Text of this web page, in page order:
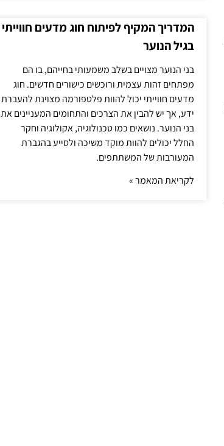
המדריך המקיף לפיתוח חוג מדעים חווייתי
בגיל הנוער
בני הנוער מצויים בשלב משמעותי בחייהם, בו הם
מפתחים זהות עצמית ורוכשים כישורים חדשים. חוג
מדעים חווייתי יכול להוות פלטפורמה מצוינת להעברת
ידע, אך יש להבין את הצרכים והתחומים המעניינים את
בני הנוער. נושאים כמו טכנולוגיה, אקולוגיה וחקר
החלל יכולים להוות מוקד משיכה ולסייע בהגברת
המעורבות של המשתתפים.
לקריאת המאמר »